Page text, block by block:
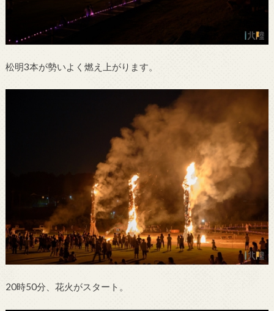
松明3本が勢いよく燃え上がります。
20時50分、花火がスタート。